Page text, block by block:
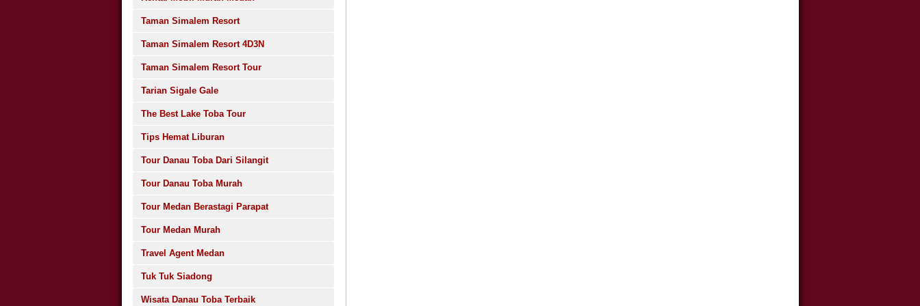
Taman Simalem Resort
Taman Simalem Resort 4D3N
Taman Simalem Resort Tour
Tarian Sigale Gale
The Best Lake Toba Tour
Tips Hemat Liburan
Tour Danau Toba Dari Silangit
Tour Danau Toba Murah
Tour Medan Berastagi Parapat
Tour Medan Murah
Travel Agent Medan
Tuk Tuk Siadong
Wisata Danau Toba Terbaik